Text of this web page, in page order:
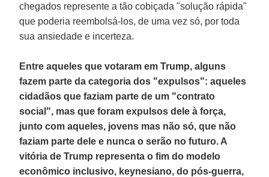
chegados represente a tão cobiçada "solução rápida"
que poderia reembolsá-los, de uma vez só, por toda
sua ansiedade e incerteza.
Entre aqueles que votaram em Trump, alguns
fazem parte da categoria dos "expulsos": aqueles
cidadãos que faziam parte de um "contrato
social", mas que foram expulsos dele à força,
junto com aqueles, jovens mas não só, que não
faziam parte dele e nunca o serão no futuro. A
vitória de Trump representa o fim do modelo
econômico inclusivo, keynesiano, do pós-guerra,